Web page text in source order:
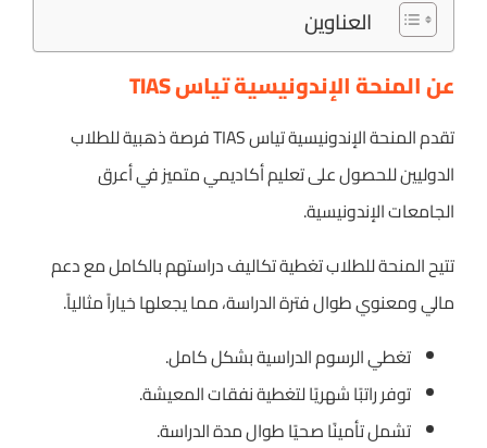
العناوين
عن المنحة الإندونيسية تياس TIAS
تقدم المنحة الإندونيسية تياس TIAS فرصة ذهبية للطلاب
الدوليين للحصول على تعليم أكاديمي متميز في أعرق
الجامعات الإندونيسية.
تتيح المنحة للطلاب تغطية تكاليف دراستهم بالكامل مع دعم
مالي ومعنوي طوال فترة الدراسة، مما يجعلها خياراً مثالياً.
تغطي الرسوم الدراسية بشكل كامل.
توفر راتبًا شهريًا لتغطية نفقات المعيشة.
تشمل تأمينًا صحيًا طوال مدة الدراسة.